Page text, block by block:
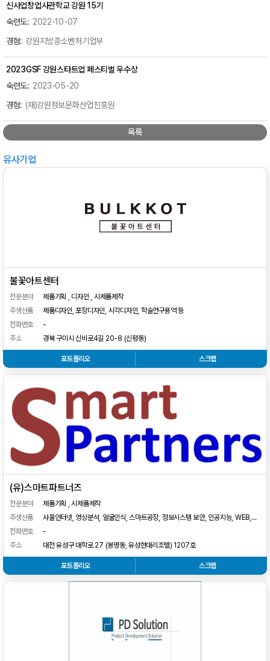
신사업창업사관학교 강원 15기
2022-10-07
강원지방중소벤처기업부
2023GSF 강원스타트업 페스티벌 우수상
2023-05-20
(재)강원정보문화산업진흥원
목록
유사기업
불꽃아트센터
전문분야
제품기획 , 디자인 , 시제품제작
주생산품
제품디자인, 포장디자인, 시각디자인, 학술연구용역 등
전화번호
-
주소
경북 구미시 신비로4길 20-8 (신평동)
포트폴리오 스크랩
(유)스마트파트너즈
전문분야
제품기획 , 시제품제작
주생산품
사물인터넷, 영상분석, 얼굴인식, 스마트공장, 정보시스템 보안, 인공지능, WEB,
전화번호
-
주소
대전 유성구 대학로 27 (봉명동, 유성현대리조텔) 1207호
포트폴리오 스크랩